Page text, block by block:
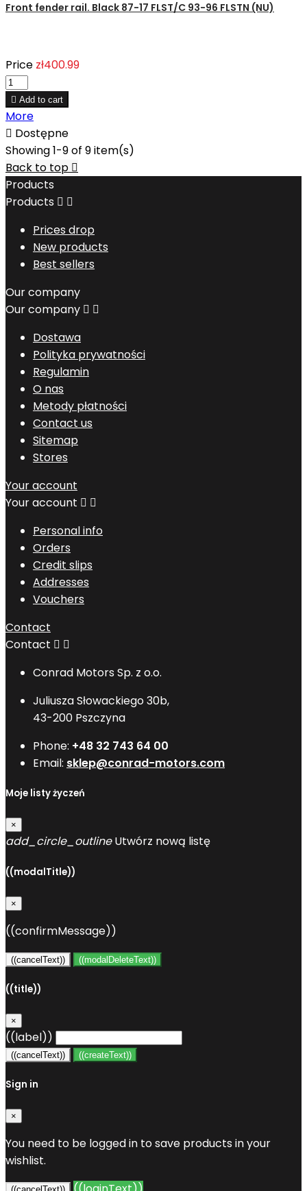
Front fender rail. Black 87-17 FLST/C 93-96 FLSTN (NU)
Price zł400.99
 Add to cart
More
 Dostępne
Showing 1-9 of 9 item(s)
Back to top 
Products
Products  
Prices drop
New products
Best sellers
Our company
Our company  
Dostawa
Polityka prywatności
Regulamin
O nas
Metody płatności
Contact us
Sitemap
Stores
Your account
Your account  
Personal info
Orders
Credit slips
Addresses
Vouchers
Contact
Contact  
Conrad Motors Sp. z o.o.
Juliusza Słowackiego 30b,
43-200 Pszczyna
Phone: +48 32 743 64 00
Email: sklep@conrad-motors.com
Moje listy życzeń
×
add_circle_outlineUtwórz nową listę
((modalTitle))
×
((confirmMessage))
((cancelText)) ((modalDeleteText))
((title))
×
((label))
((cancelText)) ((createText))
Sign in
×
You need to be logged in to save products in your
wishlist.